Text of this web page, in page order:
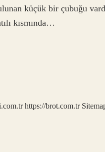
küçük bir çubuğu
kısmında…
https://brot.com.tr